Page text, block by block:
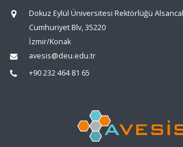
Dokuz Eylül Üniversitesi Rektörlüğü
Cumhuriyet Blv, 35220
İzmir/Konak
avesis@deu.edu.tr
+90 232 464 81 65